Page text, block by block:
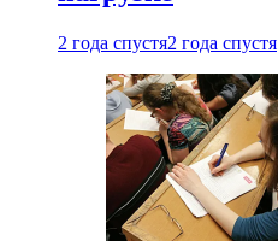
2 года спустя2 года спустя